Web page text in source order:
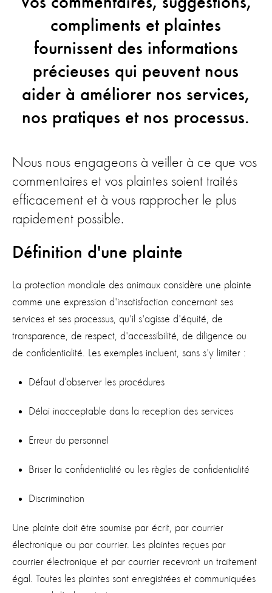
compliments et plaintes
fournissent des informations
précieuses qui peuvent nous
aider à améliorer nos services,
nos pratiques et nos processus.
Nous nous engageons à veiller à ce que vos
commentaires et vos plaintes soient traités
efficacement et à vous rapprocher le plus
rapidement possible.
Définition d'une plainte
La protection mondiale des animaux considère une plainte
comme une expression d'insatisfaction concernant ses
services et ses processus, qu'il s'agisse d'équité, de
transparence, de respect, d'accessibilité, de diligence ou
de confidentialité. Les exemples incluent, sans s'y limiter :
Défaut d’observer les procédures
Délai inacceptable dans la reception des services
Erreur du personnel
Briser la confidentialité ou les règles de confidentialité
Discrimination
Une plainte doit être soumise par écrit, par courrier
électronique ou par courrier. Les plaintes reçues par
courrier électronique et par courrier recevront un traitement
égal. Toutes les plaintes sont enregistrées et communiquées